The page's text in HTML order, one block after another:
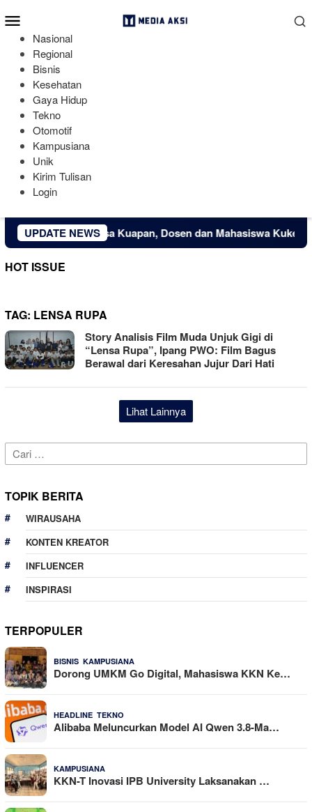
ke
kontenMobile
Nasional
Regional
Bisnis
Kesehatan
Gaya Hidup
Tekno
Otomotif
Kampusiana
Unik
Kirim Tulisan
Login
UPDATE NEWS
Kreatif Desa Kuapan, Dosen dan Mahasiswa Kukerta
HOT ISSUE
TAG: LENSA RUPA
Story Analisis Film Muda Unjuk Gigi di
“Lensa Rupa”, Ipang PWO: Film Bagus
Berawal dari Keresahan Jujur Dari Hati
Lihat Lainnya
Cari
untuk:
TOPIK BERITA
WIRAUSAHA
KONTEN KREATOR
INFLUENCER
INSPIRASI
TERPOPULER
BISNIS KAMPUSIANA
Dorong UMKM Go Digital, Mahasiswa KKN Ke…
HEADLINE TEKNO
Alibaba Meluncurkan Model AI Qwen 3.8-Ma…
KAMPUSIANA
KKN-T Inovasi IPB University Laksanakan …